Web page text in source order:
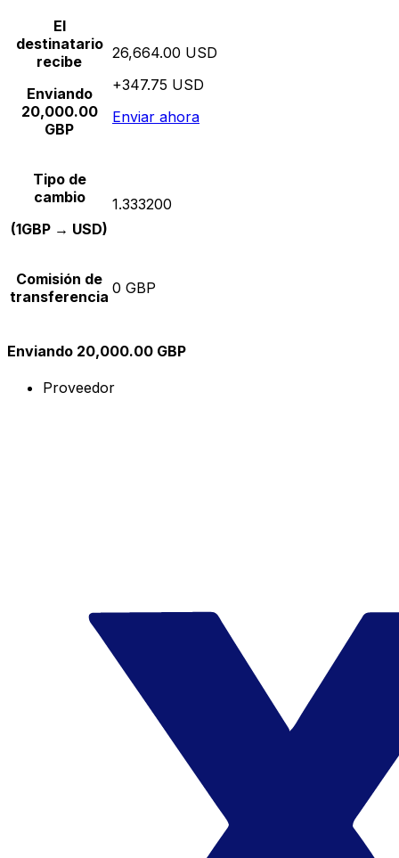
El
destinatario
recibe
Enviando
20,000.00
GBP
26,664.00 USD
+347.75 USD
Enviar ahora
Tipo de
cambio
(1GBP → USD)
1.333200
Comisión de
transferencia 0 GBP
Enviando 20,000.00 GBP
Proveedor